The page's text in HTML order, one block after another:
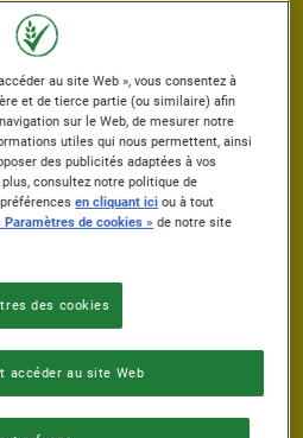
TEMPS DE CUISSON
16 min.
Facile
au site Web », vous consentez à
et de tierce partie (ou similaire) afin
sur le Web, de mesurer notre
utiles qui nous permettent, ainsi
des publicités adaptées à vos
consultez notre politique de
en cliquant ici ou à tout
Paramètres de cookies » de notre site
des cookies
accéder au site Web